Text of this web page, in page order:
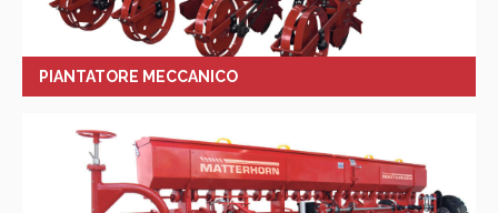
PIANTATORE MECCANICO